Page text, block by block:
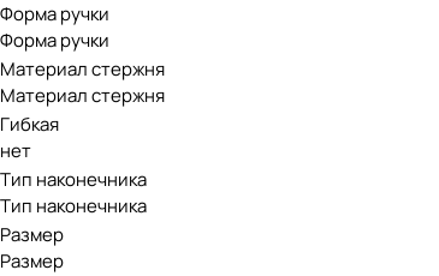
Форма ручки
Форма ручки
Материал стержня
Материал стержня
Гибкая
нет
Тип наконечника
Тип наконечника
Размер
Размер